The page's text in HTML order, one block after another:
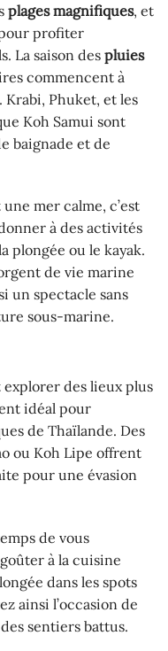
plages magnifiques, et
profiter
La saison des pluies
commencent à
Phuket, et les
Koh Samui sont
baignade et de
mer calme, c’est
à des activités
plongée ou le kayak.
de vie marine
un spectacle sans
sous-marine.
des lieux plus
idéal pour
de Thaïlande. Des
ou Koh Lipe offrent
pour une évasion
de vous
à la cuisine
dans les spots
ainsi l’occasion de
sentiers battus.